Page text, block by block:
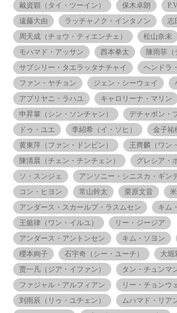
戴資穎（タイ・ツーイン）
保木卓朗
遠藤大由
ラッチャノク・インタノン
志
周天成（チョウ・ティエンチェ）
松山奈未
モハマド・アッサン
西本拳太
陳雨菲（
サプシリー・タエラッタナチャイ
ヘンドラ
ファン・ヤチョン
ジェン・シーウェイ
アプリヤニ・ラハユ
キャロリーナ・マリン
申昇輩（シン・ソンチャン）
デチャポン・
ドゥ・ユエ
李紹希（イ・ソヒ）
金子祐
黄東萍（ファン・ドンピン）
王齊麟（ワン
陳清晨（チェン・チンチェン）
グレシア・
ソ・スンジェ
アンソニー・シニスカ・ギン
コン・ヒヨン
常山幹太 栗原文音
アンダース・スカールプ・ラスムセン
キム
王懿律（ワン・イルユ）
リー・ジージア
アンダース・アントンセン
キム・ソヨン
櫻本絢子
石宇奇（シー・ユーチ） 大堀
贾一凡（ジア・イファン）
タン・チュンマ
ファジャル・アルフィアン
リー・チョンウ
刘雨辰（リゥ・ユチェン）
ムハマド・リア